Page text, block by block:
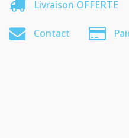
Livraison OFFERTE
Contact